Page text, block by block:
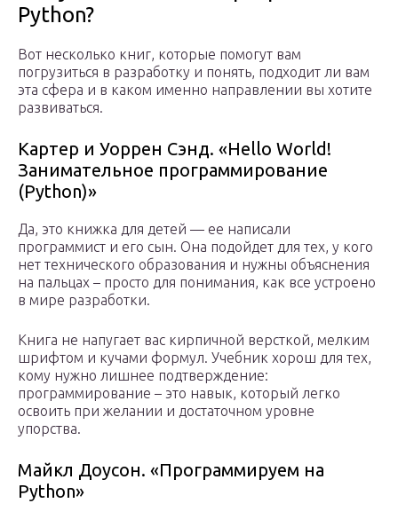
Python?
Вот несколько книг, которые помогут вам
погрузиться в разработку и понять, подходит ли вам
эта сфера и в каком именно направлении вы хотите
развиваться.
Картер и Уоррен Сэнд. «Hello World!
Занимательное программирование
(Python)»
Да, это книжка для детей — ее написали
программист и его сын. Она подойдет для тех, у кого
нет технического образования и нужны объяснения
на пальцах – просто для понимания, как все устроено
в мире разработки.
Книга не напугает вас кирпичной версткой, мелким
шрифтом и кучами формул. Учебник хорош для тех,
кому нужно лишнее подтверждение:
программирование – это навык, который легко
освоить при желании и достаточном уровне
упорства.
Майкл Доусон. «Программируем на
Python»